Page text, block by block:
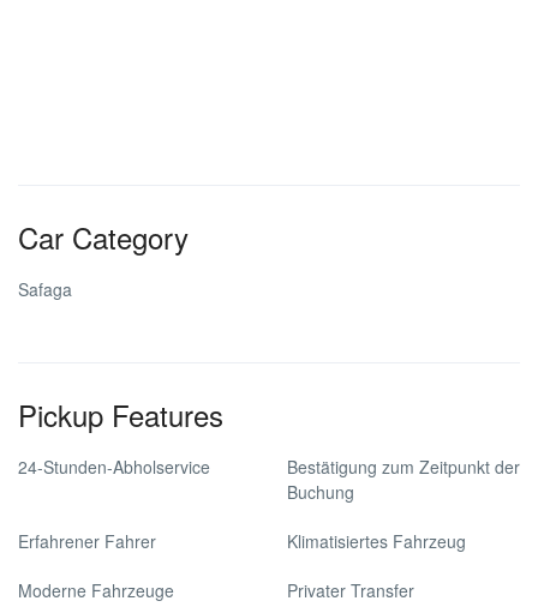
Car Category
Safaga
Pickup Features
24-Stunden-Abholservice
Bestätigung zum Zeitpunkt der
Buchung
Erfahrener Fahrer Klimatisiertes Fahrzeug
Moderne Fahrzeuge Privater Transfer